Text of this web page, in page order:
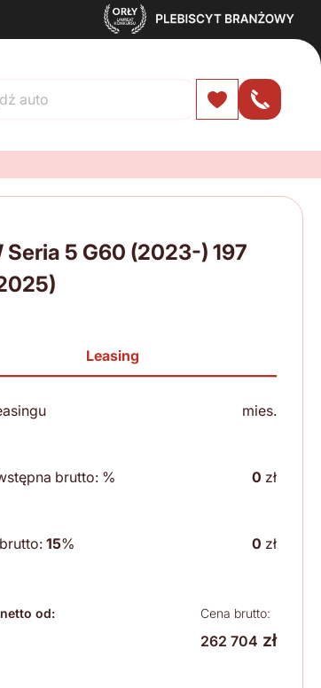
Seria 5 G60 (2023-) 197
Leasing
mies.
brutto: % 0 zł
15% 0 zł
od: Cena brutto:
262 704 zł